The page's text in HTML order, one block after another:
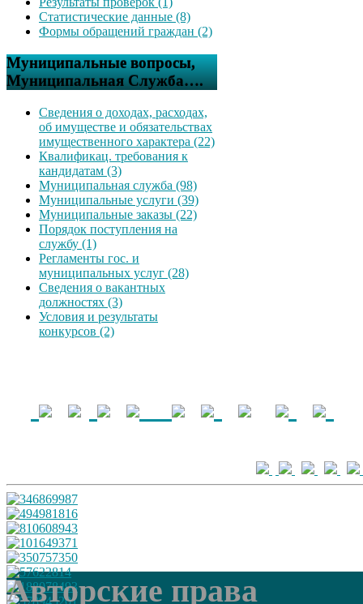
Статистические данные (8)
Формы обращений граждан (2)
Муниципальные вопросы,
Муниципальная Служба….
Сведения о доходах, расходах,
об имуществе и обязательствах
имущественного характера (22)
Квалификац. требования к
кандидатам (3)
Муниципальная служба (98)
Муниципальные услуги (39)
Муниципальные заказы (22)
Порядок поступления на
службу (1)
Регламенты гос. и
муниципальных услуг (28)
Сведения о вакантных
должностях (3)
Условия и результаты
конкурсов (2)
Авторские права